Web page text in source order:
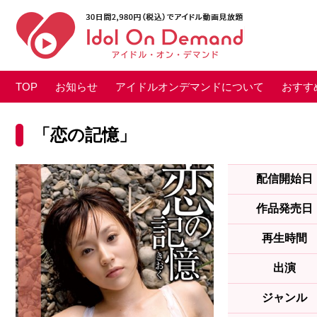
TOP お知らせ アイドルオンデマンドについて おすす
「恋の記憶」
配信開始日
作品発売日
再生時間
出演
ジャンル